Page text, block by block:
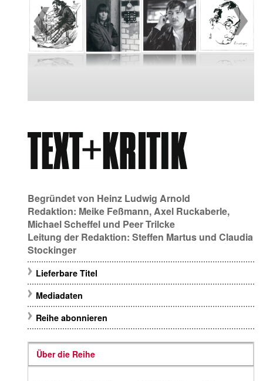
Begründet von Heinz Ludwig Arnold
Redaktion: Meike Feßmann,Axel Ruckaberle,
Michael Scheffel und Peer Trilcke
Leitung der Redaktion: Steffen Martus und Claudia
Stockinger
Lieferbare Titel
Mediadaten
Reihe abonnieren
Über die Reihe